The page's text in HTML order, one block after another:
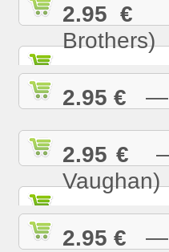
2.95 €
Brothers)
2.95 € —
2.95 € —
Vaughan)
2.95 € —